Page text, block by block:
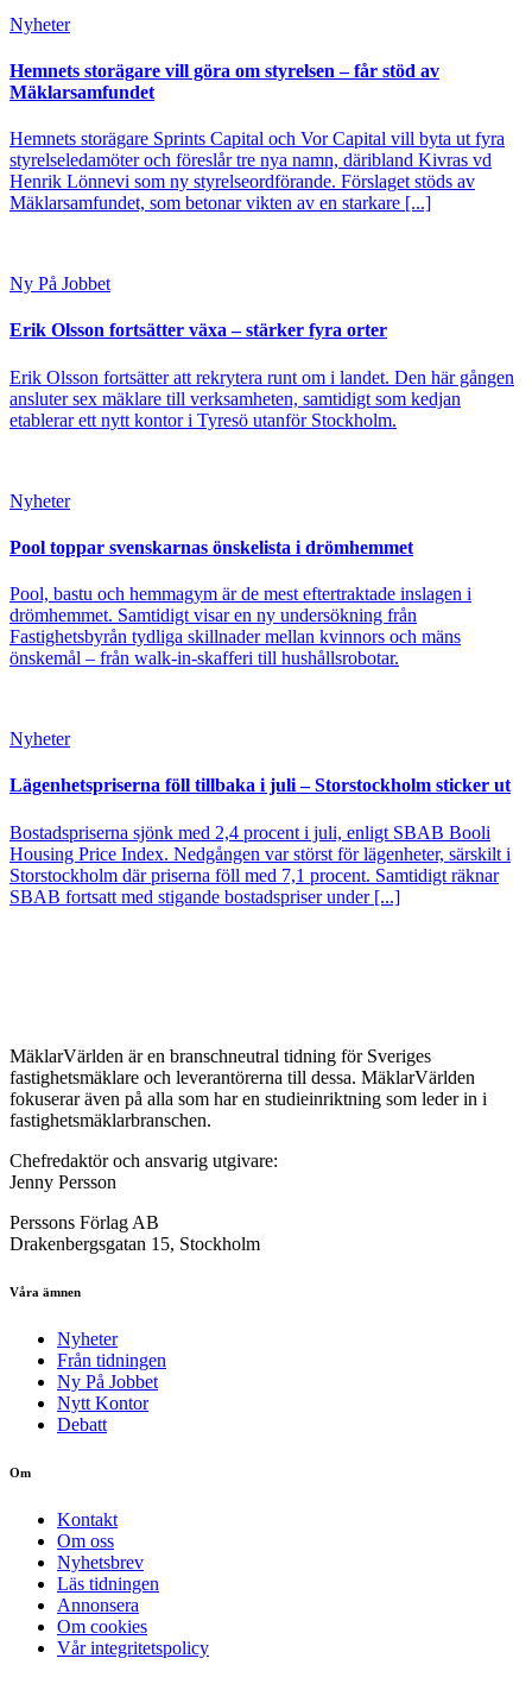
Nyheter
Hemnets storägare vill göra om styrelsen – får stöd av
Mäklarsamfundet
Hemnets storägare Sprints Capital och Vor Capital vill byta ut fyra
styrelseledamöter och föreslår tre nya namn, däribland Kivras vd
Henrik Lönnevi som ny styrelseordförande. Förslaget stöds av
Mäklarsamfundet, som betonar vikten av en starkare [...]
Ny På Jobbet
Erik Olsson fortsätter växa – stärker fyra orter
Erik Olsson fortsätter att rekrytera runt om i landet. Den här gången
ansluter sex mäklare till verksamheten, samtidigt som kedjan
etablerar ett nytt kontor i Tyresö utanför Stockholm.
Nyheter
Pool toppar svenskarnas önskelista i drömhemmet
Pool, bastu och hemmagym är de mest eftertraktade inslagen i
drömhemmet. Samtidigt visar en ny undersökning från
Fastighetsbyrån tydliga skillnader mellan kvinnors och mäns
önskemål – från walk-in-skafferi till hushållsrobotar.
Nyheter
Lägenhetspriserna föll tillbaka i juli – Storstockholm sticker ut
Bostadspriserna sjönk med 2,4 procent i juli, enligt SBAB Booli
Housing Price Index. Nedgången var störst för lägenheter, särskilt i
Storstockholm där priserna föll med 7,1 procent. Samtidigt räknar
SBAB fortsatt med stigande bostadspriser under [...]
MäklarVärlden är en branschneutral tidning för Sveriges
fastighetsmäklare och leverantörerna till dessa. MäklarVärlden
fokuserar även på alla som har en studieinriktning som leder in i
fastighetsmäklarbranschen.
Chefredaktör och ansvarig utgivare:
Jenny Persson
Perssons Förlag AB
Drakenbergsgatan 15, Stockholm
Våra ämnen
Nyheter
Från tidningen
Ny På Jobbet
Nytt Kontor
Debatt
Om
Kontakt
Om oss
Nyhetsbrev
Läs tidningen
Annonsera
Om cookies
Vår integritetspolicy